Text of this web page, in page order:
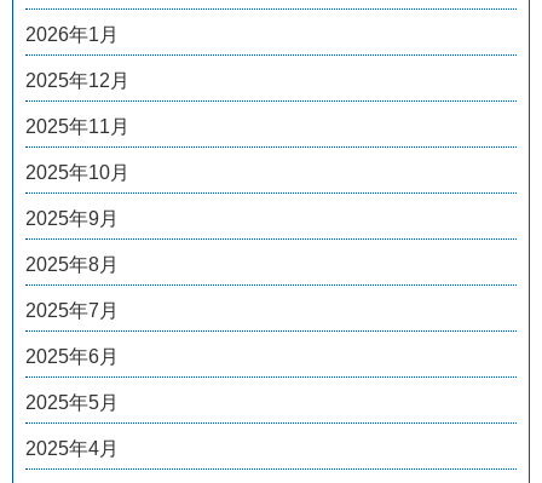
2026年1月
2025年12月
2025年11月
2025年10月
2025年9月
2025年8月
2025年7月
2025年6月
2025年5月
2025年4月